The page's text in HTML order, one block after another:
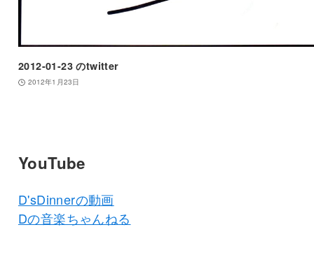
2012-01-23 のtwitter
2012年1月23日
YouTube
D'sDinnerの動画
Dの音楽ちゃんねる